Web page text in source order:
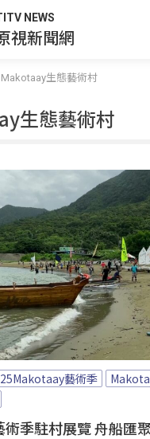
NEWS
視新聞網
Makotaay生態藝術村
生態藝術村
藝術季
季駐村展覽 舟船匯